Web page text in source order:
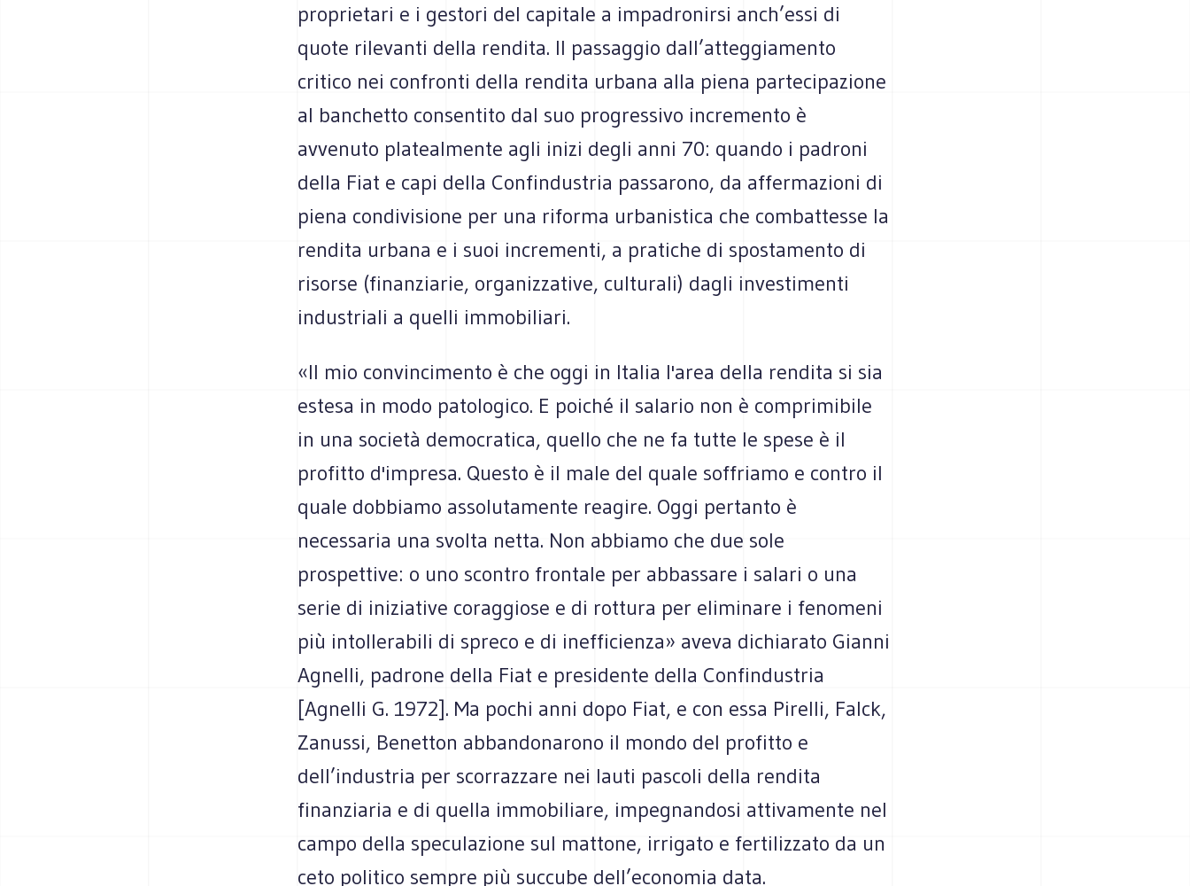
proprietari e i gestori del capitale a impadronirsi anch’essi di
quote rilevanti della rendita. Il passaggio dall’atteggiamento
critico nei confronti della rendita urbana alla piena partecipazione
al banchetto consentito dal suo progressivo incremento è
avvenuto platealmente agli inizi degli anni 70: quando i padroni
della Fiat e capi della Confindustria passarono, da affermazioni di
piena condivisione per una riforma urbanistica che combattesse la
rendita urbana e i suoi incrementi, a pratiche di spostamento di
risorse (finanziarie, organizzative, culturali) dagli investimenti
industriali a quelli immobiliari.
«Il mio convincimento è che oggi in Italia l'area della rendita si sia
estesa in modo patologico. E poiché il salario non è comprimibile
in una società democratica, quello che ne fa tutte le spese è il
profitto d'impresa. Questo è il male del quale soffriamo e contro il
quale dobbiamo assolutamente reagire. Oggi pertanto è
necessaria una svolta netta. Non abbiamo che due sole
prospettive: o uno scontro frontale per abbassare i salari o una
serie di iniziative coraggiose e di rottura per eliminare i fenomeni
più intollerabili di spreco e di inefficienza» aveva dichiarato Gianni
Agnelli, padrone della Fiat e presidente della Confindustria
[Agnelli G. 1972]. Ma pochi anni dopo Fiat, e con essa Pirelli, Falck,
Zanussi, Benetton abbandonarono il mondo del profitto e
dell’industria per scorrazzare nei lauti pascoli della rendita
finanziaria e di quella immobiliare, impegnandosi attivamente nel
campo della speculazione sul mattone, irrigato e fertilizzato da un
ceto politico sempre più succube dell’economia data.